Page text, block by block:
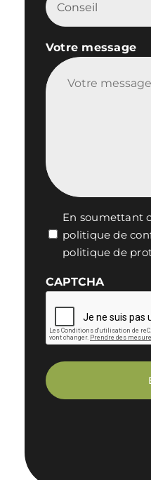
Votre message
Vie
privée
En soumettant
politique de
politique de
CAPTCHA